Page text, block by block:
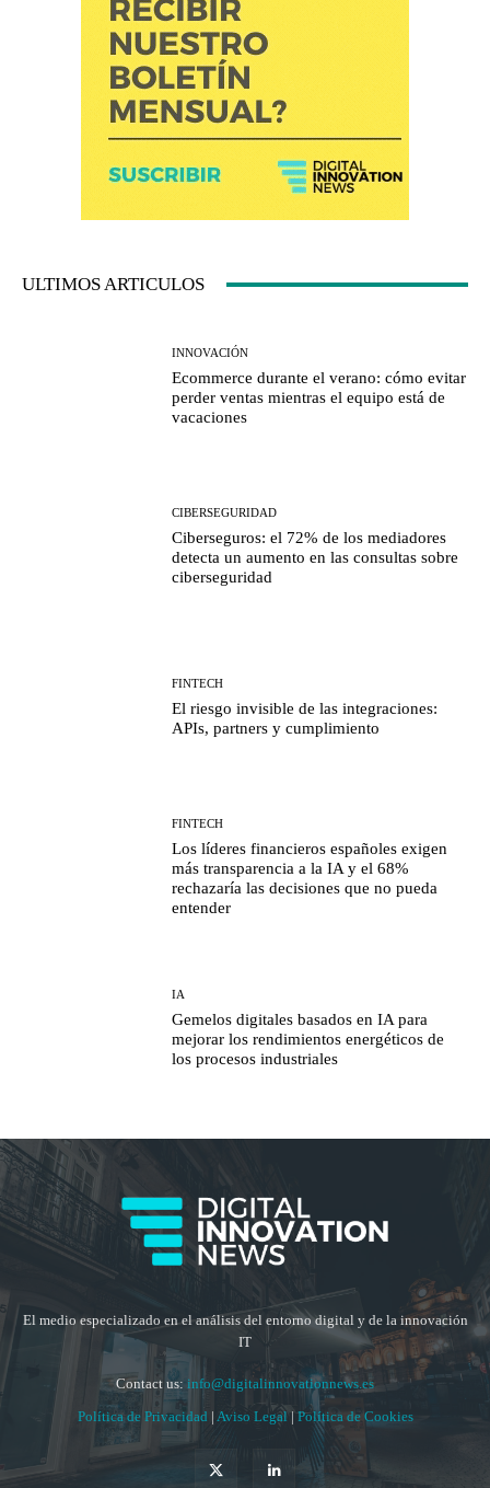
ULTIMOS ARTICULOS
INNOVACIÓN
Ecommerce durante el verano: cómo evitar
perder ventas mientras el equipo está de
vacaciones
CIBERSEGURIDAD
Ciberseguros: el 72% de los mediadores
detecta un aumento en las consultas sobre
ciberseguridad
FINTECH
El riesgo invisible de las integraciones:
APIs, partners y cumplimiento
FINTECH
Los líderes financieros españoles exigen
más transparencia a la IA y el 68%
rechazaría las decisiones que no pueda
entender
IA
Gemelos digitales basados en IA para
mejorar los rendimientos energéticos de
los procesos industriales
El medio especializado en el análisis del entorno digital y de la innovación
IT
Contact us: info@digitalinnovationnews.es
Política de Privacidad | Aviso Legal | Política de Cookies